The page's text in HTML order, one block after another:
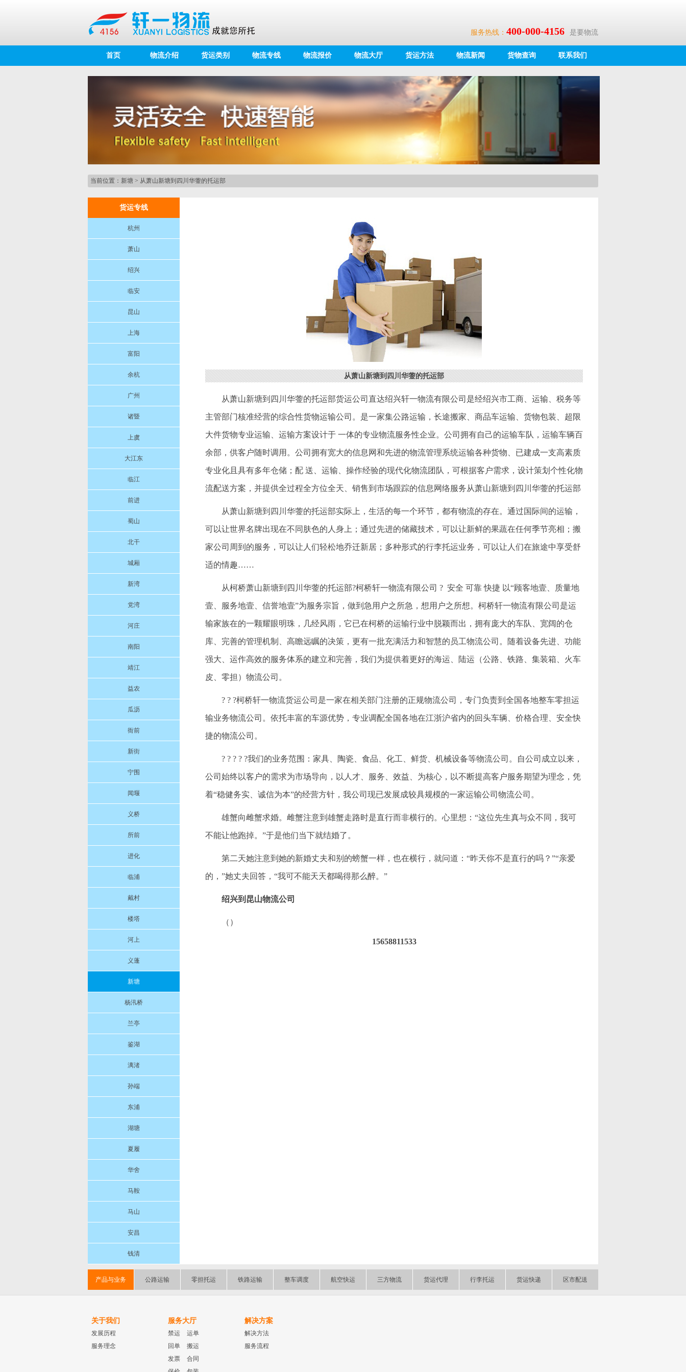
服务热线： 400-000-4156 是要物流
首页 物流介绍 货运类别 物流专线 物流报价 物流大厅 货运方法 物流新闻 货物查询 联系我们
当前位置： 新塘 > 从萧山新塘到四川华蓥的托运部
货运专线
杭州
萧山
绍兴
临安
昆山
上海
富阳
余杭
广州
诸暨
上虞
大江东
临江
前进
蜀山
北干
城厢
新湾
党湾
河庄
南阳
靖江
益农
瓜沥
衙前
新街
宁围
闻堰
义桥
所前
进化
临浦
戴村
楼塔
河上
义蓬
新塘
杨汛桥
兰亭
鉴湖
漓渚
孙端
东浦
湖塘
夏履
华舍
马鞍
马山
安昌
钱清
从萧山新塘到四川华蓥的托运部
从萧山新塘到四川华蓥的托运部货运公司直达绍兴轩一物流有限公司是经绍兴市工商、运输、税务等
主管部门核准经营的综合性货物运输公司。是一家集公路运输，长途搬家、商品车运输、货物包装、超限
大件货物专业运输、运输方案设计于 一体的专业物流服务性企业。公司拥有自己的运输车队，运输车辆百
余部，供客户随时调用。公司拥有宽大的信息网和先进的物流管理系统运输各种货物、已建成一支高素质
专业化且具有多年仓储；配 送、运输、操作经验的现代化物流团队，可根据客户需求，设计策划个性化物
流配送方案，并提供全过程全方位全天、销售到市场跟踪的信息网络服务从萧山新塘到四川华蓥的托运部
从萧山新塘到四川华蓥的托运部实际上，生活的每一个环节，都有物流的存在。通过国际间的运输，
可以让世界名牌出现在不同肤色的人身上；通过先进的储藏技术，可以让新鲜的果蔬在任何季节亮相；搬
家公司周到的服务，可以让人们轻松地乔迁新居；多种形式的行李托运业务，可以让人们在旅途中享受舒
适的情趣……
从柯桥萧山新塘到四川华蓥的托运部?柯桥轩一物流有限公司 ? 安全 可靠 快捷 以“顾客地壹、质量地
壹、服务地壹、信誉地壹”为服务宗旨，做到急用户之所急，想用户之所想。柯桥轩一物流有限公司是运
输家族在的一颗耀眼明珠，几经风雨，它已在柯桥的运输行业中脱颖而出，拥有庞大的车队、宽阔的仓
库、完善的管理机制、高瞻远瞩的决策，更有一批充满活力和智慧的员工物流公司。随着设备先进、功能
强大、运作高效的服务体系的建立和完善，我们为提供着更好的海运、陆运（公路、铁路、集装箱、火车
皮、零担）物流公司。
? ? ?柯桥轩一物流货运公司是一家在相关部门注册的正规物流公司，专门负责到全国各地整车零担运
输业务物流公司。依托丰富的车源优势，专业调配全国各地在江浙沪省内的回头车辆、价格合理、安全快
捷的物流公司。
? ? ? ? ?我们的业务范围：家具、陶瓷、食品、化工、鲜货、机械设备等物流公司。自公司成立以来，
公司始终以客户的需求为市场导向，以人才、服务、效益、为核心，以不断提高客户服务期望为理念，凭
着“稳健务实、诚信为本”的经营方针，我公司现已发展成较具规模的一家运输公司物流公司。
雄蟹向雌蟹求婚。雌蟹注意到雄蟹走路时是直行而非横行的。心里想：“这位先生真与众不同，我可
不能让他跑掉。”于是他们当下就结婚了。
第二天她注意到她的新婚丈夫和别的螃蟹一样，也在横行，就问道：“昨天你不是直行的吗？”“亲爱
的，”她丈夫回答，“我可不能天天都喝得那么醉。”
绍兴到昆山物流公司
（）
15658811533
产品与业务 公路运输 零担托运 铁路运输 整车调度 航空快运 三方物流 货运代理 行李托运 货运快递 区市配送
关于我们
发展历程
服务理念
服务大厅
禁运
运单
回单
搬运
发票
合同
解决方案
解决方法
服务流程